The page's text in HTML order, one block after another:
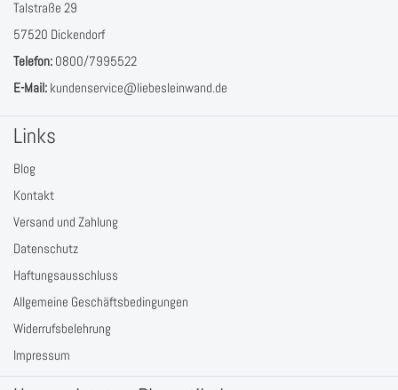
Leinwand "Herz im Sand" und überrasche Deinen Partner mit einem
Geschenk, das von Herzen kommt.
Talstraße 29
57520 Dickendorf
Telefon: 0800/7995522
E-Mail: kundenservice@liebesleinwand.de
Links
Blog
Kontakt
Versand und Zahlung
Datenschutz
Haftungsausschluss
Allgemeine Geschäftsbedingungen
Widerrufsbelehrung
Impressum